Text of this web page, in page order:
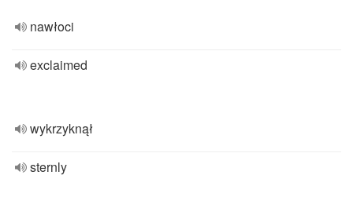
nawłoci
exclaimed
wykrzyknął
sternly